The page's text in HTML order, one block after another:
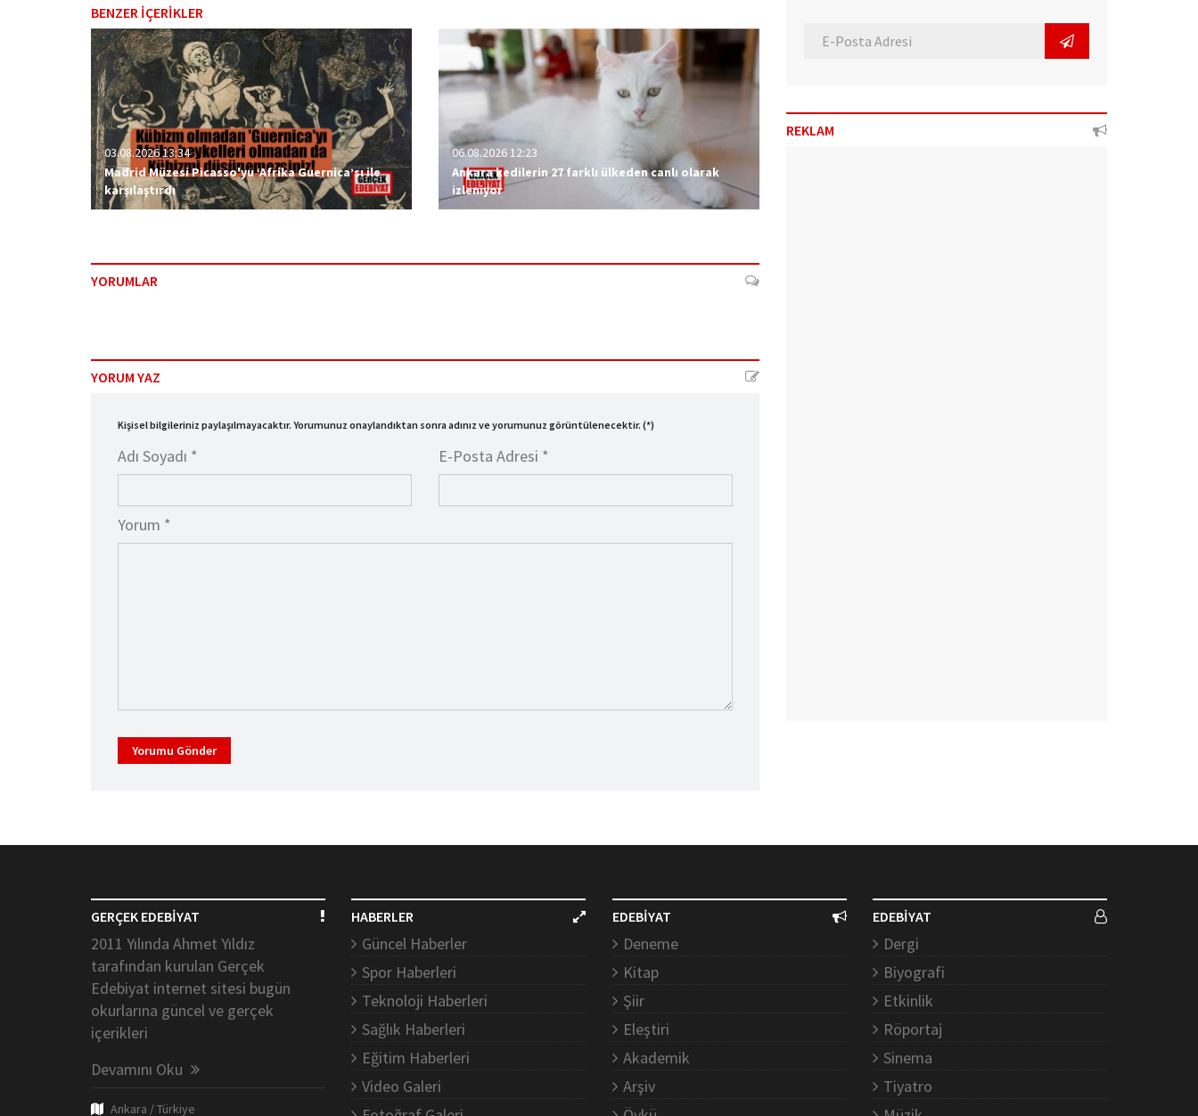
BENZER İÇERİKLER
03.08.2026 13:34
Madrid Müzesi Picasso'yu ‘Afrika Guernica’sı ile
karşılaştırdı
06.08.2026 12:23
Ankara kedilerin 27 farklı ülkeden canlı olarak
izleniyor
YORUMLAR
YORUM YAZ
Kişisel bilgileriniz paylaşılmayacaktır. Yorumunuz onaylandıktan sonra adınız ve yorumunuz görüntülenecektir. (*)
Adı Soyadı * E-Posta Adresi *
Yorum *
Yorumu Gönder
REKLAM
GERÇEK EDEBİYAT
2011 Yılında Ahmet Yıldız
tarafından kurulan Gerçek
Edebiyat internet sitesi bugün
okurlarına güncel ve gerçek
içerikleri
Devamını Oku
Ankara / Türkiye
HABERLER
Güncel Haberler
Spor Haberleri
Teknoloji Haberleri
Sağlık Haberleri
Eğitim Haberleri
Video Galeri
EDEBİYAT
Deneme
Kitap
Şiir
Eleştiri
Akademik
Arşiv
EDEBİYAT
Dergi
Biyografi
Etkinlik
Röportaj
Sinema
Tiyatro